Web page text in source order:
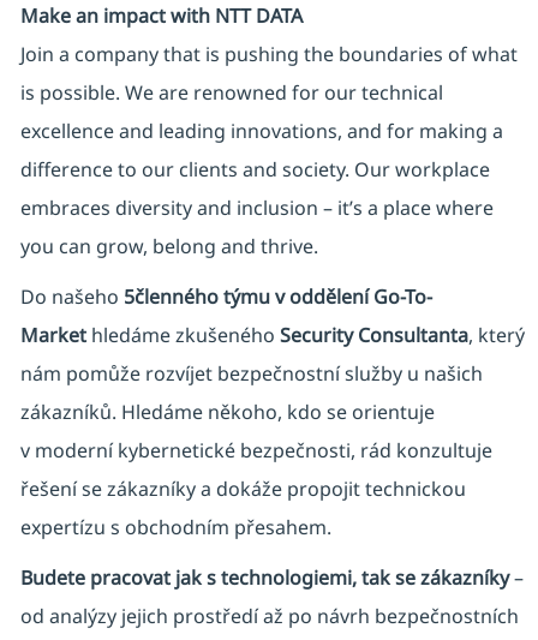
Make an impact with NTT DATA
Join a company that is pushing the boundaries of what
is possible. We are renowned for our technical
excellence and leading innovations, and for making a
difference to our clients and society. Our workplace
embraces diversity and inclusion – it’s a place where
you can grow, belong and thrive.
Do našeho 5členného týmu v oddělení Go-To-
Markethledáme zkušeného Security Consultanta, který
nám pomůže rozvíjet bezpečnostní služby u našich
zákazníků. Hledáme někoho, kdo se orientuje
v moderní kybernetické bezpečnosti, rád konzultuje
řešení se zákazníky a dokáže propojit technickou
expertízu s obchodním přesahem.
Budete pracovat jak s technologiemi, tak se zákazníky–
od analýzy jejich prostředí až po návrh bezpečnostních